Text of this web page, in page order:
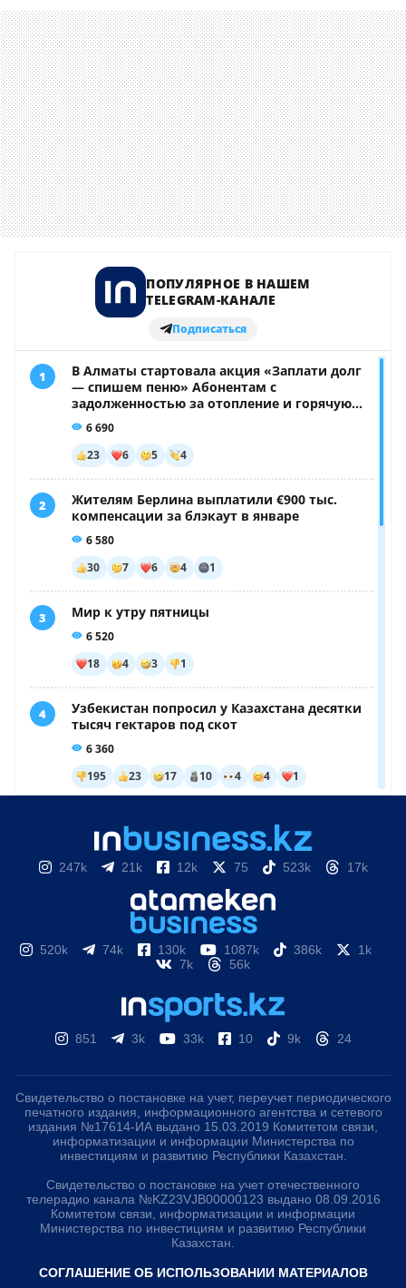
247k 21k 12k 75 523k 17k
520k 74k 130k 1087k 386k
1k
7k
56k
851 3k 33k 10 9k 24
Свидетельство о постановке на учет, переучет периодического
печатного издания, информационного агентства и сетевого
издания №17614-ИА выдано 15.03.2019 Комитетом связи,
информатизации и информации Министерства по
инвестициям и развитию Республики Казахстан.
Свидетельство о постановке на учет отечественного
телерадио канала №KZ23VJB00000123 выдано 08.09.2016
Комитетом связи, информатизации и информации
Министерства по инвестициям и развитию Республики
Казахстан.
СОГЛАШЕНИЕ ОБ ИСПОЛЬЗОВАНИИ МАТЕРИАЛОВ